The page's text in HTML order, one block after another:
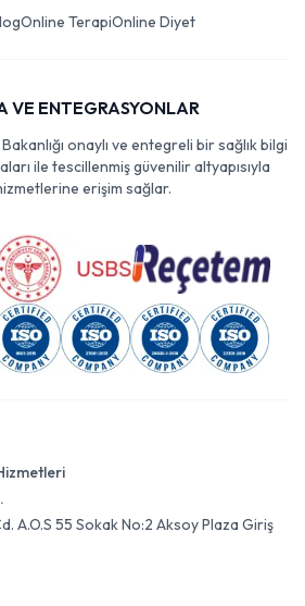
Online TerapiOnline Diyet
VE ENTEGRASYONLAR
onaylı ve entegreli bir sağlık bilgi
ile tescillenmiş güvenilir altyapısıyla
erişim sağlar.
A.O.S 55 Sokak No:2 Aksoy Plaza Giriş